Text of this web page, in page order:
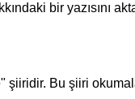
bir yazısını
şiiridir. Bu şiiri